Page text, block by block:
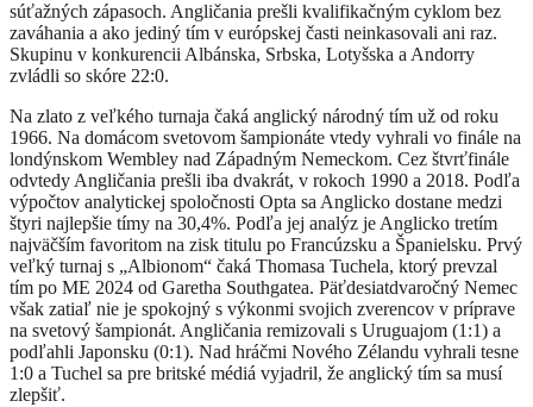
súťažných zápasoch. Angličania prešli kvalifikačným cyklom bez
zaváhania a ako jediný tím v európskej časti neinkasovali ani raz.
Skupinu v konkurencii Albánska, Srbska, Lotyšska a Andorry
zvládli so skóre 22:0.
Na zlato z veľkého turnaja čaká anglický národný tím už od roku
1966. Na domácom svetovom šampionáte vtedy vyhrali vo finále na
londýnskom Wembley nad Západným Nemeckom. Cez štvrťfinále
odvtedy Angličania prešli iba dvakrát, v rokoch 1990 a 2018. Podľa
výpočtov analytickej spoločnosti Opta sa Anglicko dostane medzi
štyri najlepšie tímy na 30,4%. Podľa jej analýz je Anglicko tretím
najväčším favoritom na zisk titulu po Francúzsku a Španielsku. Prvý
veľký turnaj s „Albionom“ čaká Thomasa Tuchela, ktorý prevzal
tím po ME 2024 od Garetha Southgatea. Päťdesiatdvaročný Nemec
však zatiaľ nie je spokojný s výkonmi svojich zverencov v príprave
na svetový šampionát. Angličania remizovali s Uruguajom (1:1) a
podľahli Japonsku (0:1). Nad hráčmi Nového Zélandu vyhrali tesne
1:0 a Tuchel sa pre britské médiá vyjadril, že anglický tím sa musí
zlepšiť.